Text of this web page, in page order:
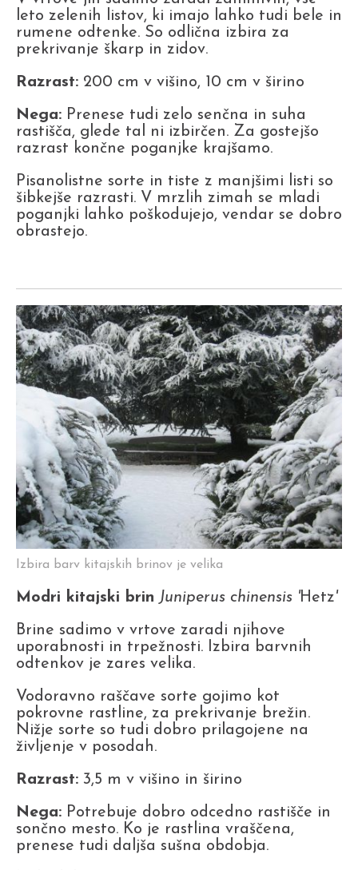
leto zelenih listov, ki imajo lahko tudi bele in
rumene odtenke. So odlična izbira za
prekrivanje škarp in zidov.
Razrast: 200 cm v višino, 10 cm v širino
Nega: Prenese tudi zelo senčna in suha
rastišča, glede tal ni izbirčen. Za gostejšo
razrast končne poganjke krajšamo.
Pisanolistne sorte in tiste z manjšimi listi so
šibkejše razrasti. V mrzlih zimah se mladi
poganjki lahko poškodujejo, vendar se dobro
obrastejo.
Izbira barv kitajskih brinov je velika
Modri kitajski brin Juniperus chinensis 'Hetz'
Brine sadimo v vrtove zaradi njihove
uporabnosti in trpežnosti. Izbira barvnih
odtenkov je zares velika.
Vodoravno raščave sorte gojimo kot
pokrovne rastline, za prekrivanje brežin.
Nižje sorte so tudi dobro prilagojene na
življenje v posodah.
Razrast: 3,5 m v višino in širino
Nega: Potrebuje dobro odcedno rastišče in
sončno mesto. Ko je rastlina vraščena,
prenese tudi daljša sušna obdobja.